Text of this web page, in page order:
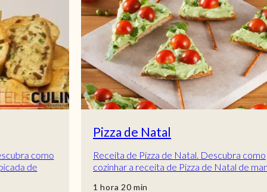
Pizza de Natal
Receita de Pizza de Natal. Descubra como
cozinhar a receita de Pizza de Natal de maneira